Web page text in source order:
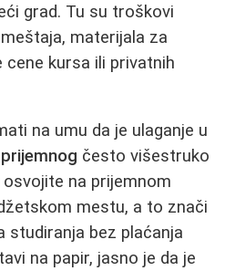
grad. Tu su troškovi
materijala za
cene kursa ili privatnih
na umu da je ulaganje u
često višestruko
na prijemnom
mestu, a to znači
studiranja bez plaćanja
na papir, jasno je da je